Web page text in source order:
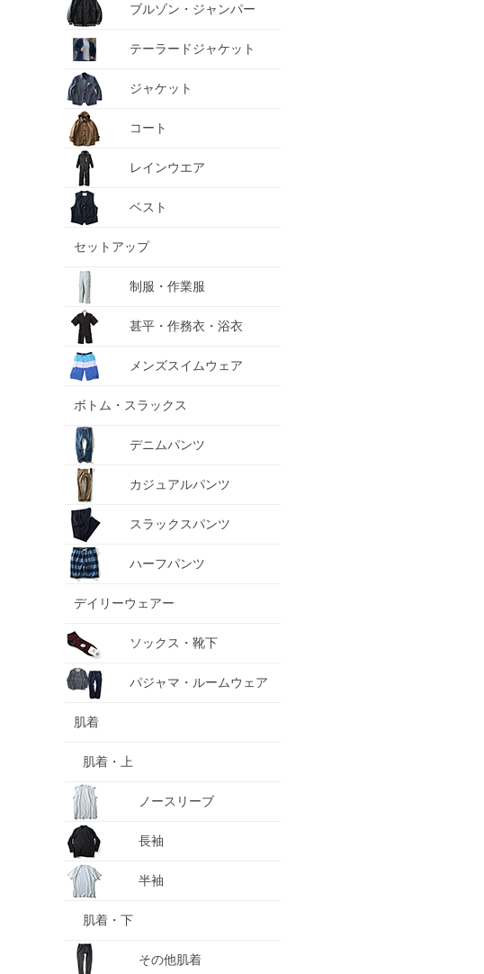
ブルゾン・ジャンパー
テーラードジャケット
ジャケット
コート
レインウエア
ベスト
セットアップ
制服・作業服
甚平・作務衣・浴衣
メンズスイムウェア
ボトム・スラックス
デニムパンツ
カジュアルパンツ
スラックスパンツ
ハーフパンツ
デイリーウェアー
ソックス・靴下
パジャマ・ルームウェア
肌着
肌着・上
ノースリーブ
長袖
半袖
肌着・下
その他肌着